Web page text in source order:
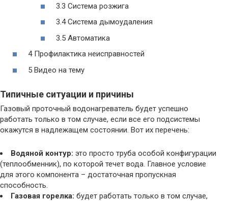
3.3 Система розжига
3.4 Система дымоудаления
3.5 Автоматика
4 Профилактика неисправностей
5 Видео на тему
Типичные ситуации и причины
Газовый проточный водонагреватель будет успешно
работать только в том случае, если все его подсистемы
окажутся в надлежащем состоянии. Вот их перечень:
Водяной контур: это просто труба особой конфигурации
(теплообменник), по которой течет вода. Главное условие
для этого компонента – достаточная пропускная
способность.
Газовая горелка: будет работать только в том случае,